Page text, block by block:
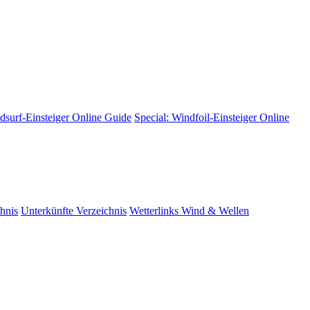
EinsteigerOnline Guide Special: Windfoil-EinsteigerOnline
Unterkünfte Verzeichnis Wetterlinks Wind & Wellen